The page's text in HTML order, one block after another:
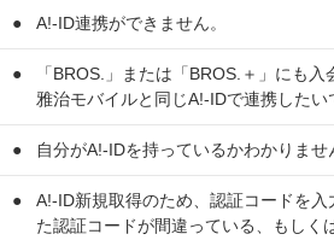
A!-ID連携ができません。
「BROS.」または「BROS.＋」にも
雅治モバイルと同じA!-IDで連携したい
自分がA!-IDを持っているかわかりませ
A!-ID新規取得のため、認証コードを
た認証コードが間違っている、もしく